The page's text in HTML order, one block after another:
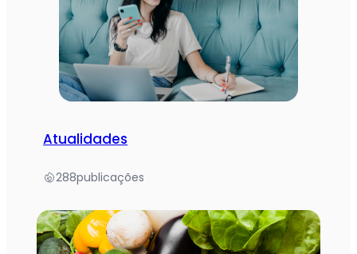
Atualidades
288publicações